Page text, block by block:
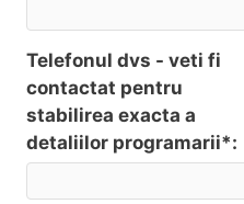
Telefonul dvs - veti fi
contactat pentru
stabilirea exacta a
detaliilor programarii*: